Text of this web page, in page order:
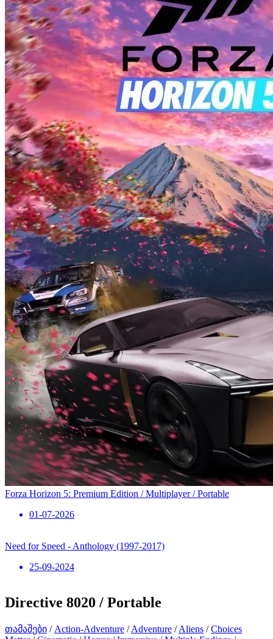
Forza Horizon 5: Premium Edition / Multiplayer / Portable
01-07-2026
Need for Speed ​​- Anthology (1997-2017)
25-09-2024
Directive 8020 / Portable
თამაშები / Action-Adventure /Adventure /Aliens /Choices